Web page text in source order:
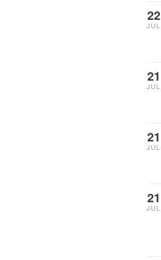
22
JUL
21
JUL
21
JUL
21
JUL